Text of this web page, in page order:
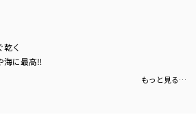
乾く
海に最高‼
もっと見る…